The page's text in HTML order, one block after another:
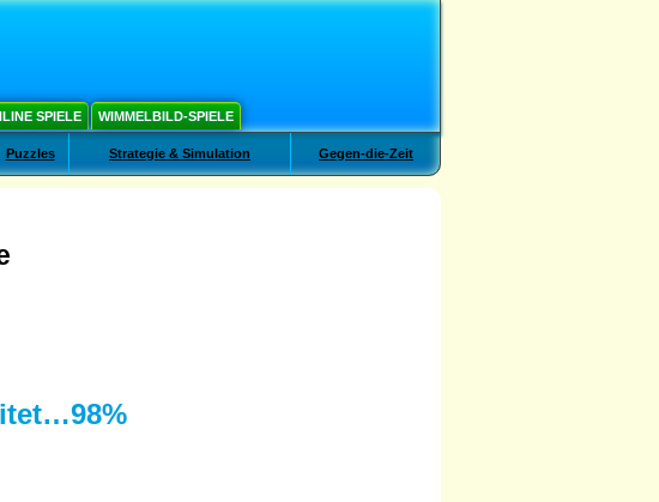
SPIELE WIMMELBILD-SPIELE
Puzzles Strategie & Simulation Gegen-die-Zeit
99%